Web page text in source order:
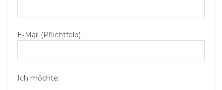
E‑Mail (Pflichtfeld)
Ich möchte: